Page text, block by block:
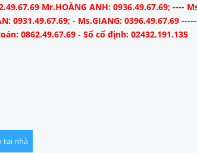
Mr.HOÀNG ANH: 0936.49.67.69; ----
0931.49.67.69; - Ms.GIANG: 0396.49.67.69
0862.49.67.69 -Số cố định: 02432.191.135
tại nhà